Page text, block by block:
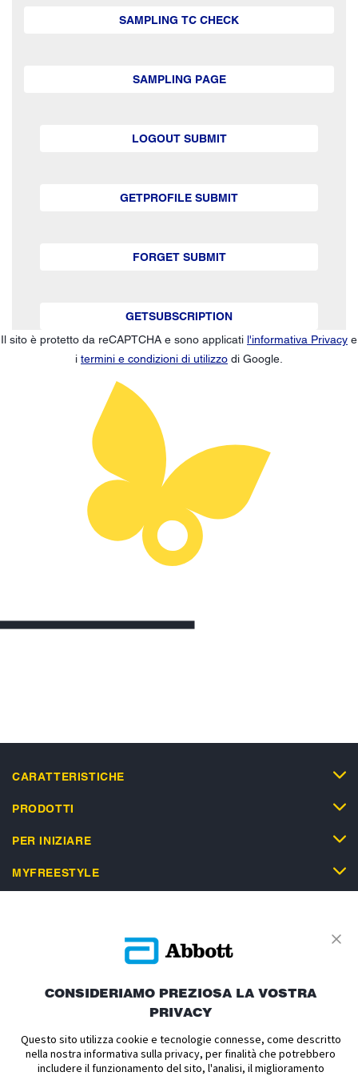
SAMPLING TC CHECK
SAMPLING PAGE
LOGOUT SUBMIT
GETPROFILE SUBMIT
FORGET SUBMIT
GETSUBSCRIPTION
Il sito è protetto da reCAPTCHA e sono applicati l'informativa Privacy e
i termini e condizioni di utilizzo di Google.
CARATTERISTICHE
PRODOTTI
PER INIZIARE
MYFREESTYLE
Condizioni d'uso
Politica sui cookie
Dichiarazione di accessibilità
Informativa sul Data Act
Cookie Preferenze
CONSIDERIAMO PREZIOSA LA VOSTRA
PRIVACY
Questo sito utilizza cookie e tecnologie connesse, come descritto
nella nostra informativa sulla privacy, per finalità che potrebbero
includere il funzionamento del sito, l'analisi, il miglioramento